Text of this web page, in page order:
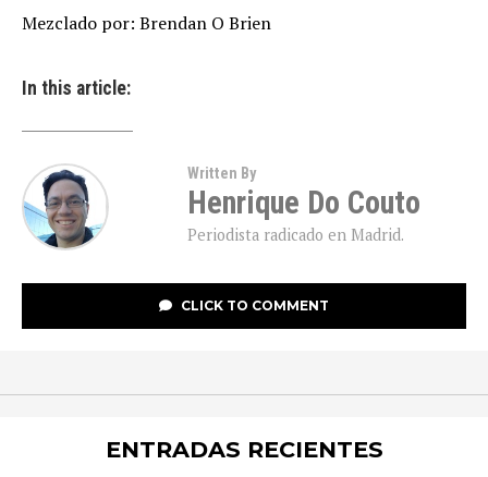
Mezclado por: Brendan O Brien
In this article:
Written By
Henrique Do Couto
Periodista radicado en Madrid.
CLICK TO COMMENT
ENTRADAS RECIENTES